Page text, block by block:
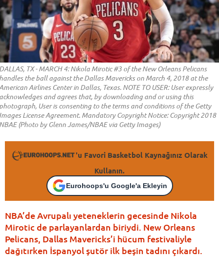
TX - MARCH 4: Nikola Mirotic #3 of the New Orleans Pelicans
the ball against the Dallas Mavericks on March 4, 2018 at the
Airlines Center in Dallas, Texas. NOTE TO USER: User expressly
and agrees that, by downloading and or using this
User is consenting to the terms and conditions of the Getty
License Agreement. Mandatory Copyright Notice: Copyright 2018
(Photo by Glenn James/NBAE via Getty Images)
'u Favori Basketbol Kaynağınız Olarak
Kullanın.
Eurohoops'u Google'a Ekleyin
NBA’de Avrupalı yeteneklerin gecesinde Nikola
Mirotic de parlayanlardan biriydi. New Orleans
Pelicans, Dallas Mavericks’i hücum festivaliyle
dağıtırken İspanyol şutör ilk beşin tadını çıkardı.